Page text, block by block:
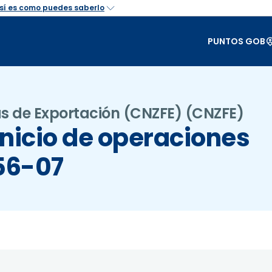
PUNTOS GOB
de Exportación (CNZFE) (CNZFE)
de operaciones
07